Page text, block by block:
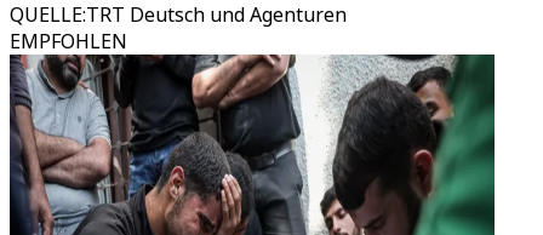
QUELLE:TRT Deutsch und Agenturen
EMPFOHLEN